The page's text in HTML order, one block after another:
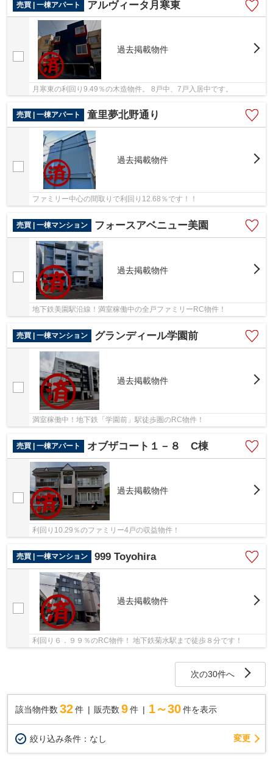
売買 | 一棟アパート アルヴィータ月寒東
過去掲載物件
月寒東の利回り9.49％の木造物件。 8戸中、7戸入居中です。
売買 | 一棟アパート 童里夢北野通り
過去掲載物件
ファミリー中心の間取りで利回り12.68％です！！
売買 | 一棟マンション フォースアベニュー美園
過去掲載物件
地下鉄美園駅沿線！満室稼働中の全戸ファミリーRC物件！
売買 | 一棟マンション グランディール学園前
過去掲載物件
満室稼働中！地下鉄「学園前」駅徒歩圏のRC物件！
売買 | 一棟アパート オブザコート１－８ C棟
過去掲載物件
利回り10.29％のファミリー4戸の収益物件！
売買 | 一棟マンション 999 Toyohira
過去掲載物件
利回り６．９９％のRC物件！ 地下鉄菊水駅まで徒歩８分です！
次の30件へ
該当物件数 32件 販売数 9 件 1～30 件を表示
絞り込み条件： なし 変更